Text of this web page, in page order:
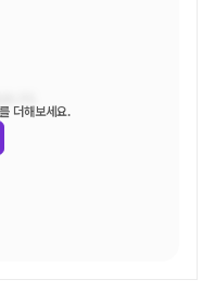
니다.
더해보세요.